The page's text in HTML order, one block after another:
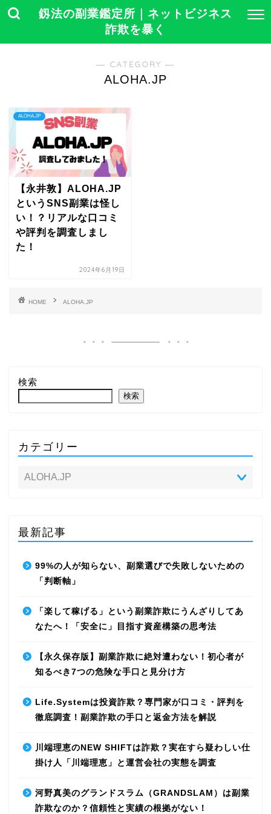
釼法の副業鑑定所｜ネットビジネス
詐欺を暴く
― CATEGORY ―
ALOHA.JP
ALOHA.JP
【永井敦】ALOHA.JP
というSNS副業は怪し
い！？リアルな口コミ
や評判を調査しまし
た！
2024年6月19日
HOME ALOHA.JP
検索
検索
カテゴリー
最新記事
99%の人が知らない、副業選びで失敗しないための
「判断軸」
「楽して稼げる」という副業詐欺にうんざりしてあ
なたへ！「安全に」目指す資産構築の思考法
【永久保存版】副業詐欺に絶対遭わない！初心者が
知るべき7つの危険な手口と見分け方
Life.Systemは投資詐欺？専門家が口コミ・評判を
徹底調査！副業詐欺の手口と返金方法を解説
川端理恵のNEW SHIFTは詐欺？実在すら疑わしい仕
掛け人「川端理恵」と運営会社の実態を調査
河野真美のグランドスラム（GRANDSLAM）は副業
詐欺なのか？信頼性と実績の根拠がない！